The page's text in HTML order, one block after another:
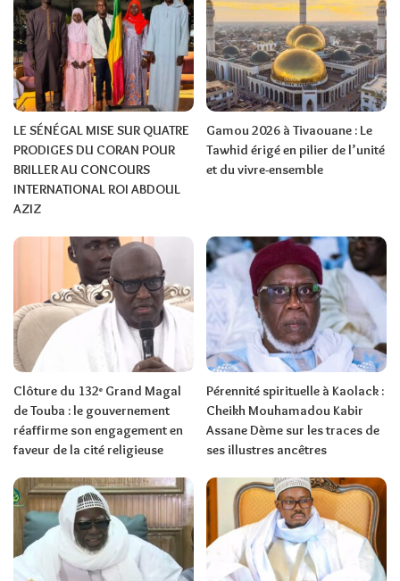
LE SÉNÉGAL MISE SUR QUATRE
PRODIGES DU CORAN POUR
BRILLER AU CONCOURS
INTERNATIONAL ROI ABDOUL
AZIZ
Gamou 2026 à Tivaouane : Le
Tawhid érigé en pilier de l’unité
et du vivre-ensemble
Clôture du 132ᵉ Grand Magal
de Touba : le gouvernement
réaffirme son engagement en
faveur de la cité religieuse
Pérennité spirituelle à Kaolack :
Cheikh Mouhamadou Kabir
Assane Dème sur les traces de
ses illustres ancêtres